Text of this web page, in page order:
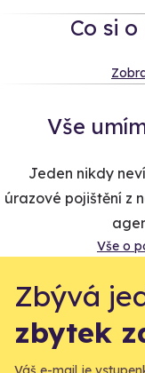
Co si
Vše
Jeden nikdy
úrazové pojištění z
Vše o
Zbývá
zbytek